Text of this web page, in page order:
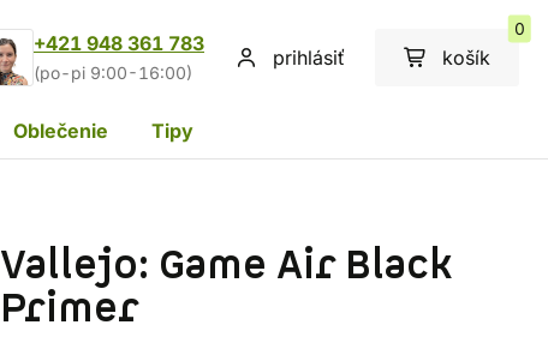
+421 948 361 783
(po-pi 9:00-16:00)
prihlásiť košík
0
Oblečenie Tipy
Vallejo: Game Air Black
Primer